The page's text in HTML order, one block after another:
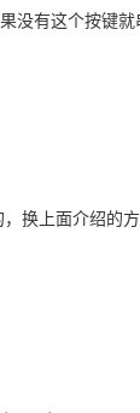
没有这个按键就
换上面介绍的